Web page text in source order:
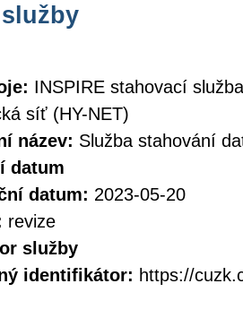
INSPIRE stahovací
síť (HY-NET)
název: Služba stahování
datum
datum: 2023-05-20
revize
služby
identifikátor: https://